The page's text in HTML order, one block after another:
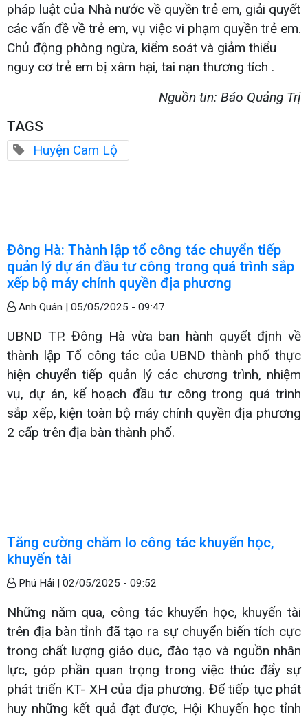
pháp luật của Nhà nước về quyền trẻ em, giải quyết
các vấn đề về trẻ em, vụ việc vi phạm quyền trẻ em.
Chủ động phòng ngừa, kiểm soát và giảm thiểu
nguy cơ trẻ em bị xâm hại, tai nạn thương tích .
Nguồn tin: Báo Quảng Trị
TAGS
Huyện Cam Lộ
Đông Hà: Thành lập tổ công tác chuyển tiếp
quản lý dự án đầu tư công trong quá trình sắp
xếp bộ máy chính quyền địa phương
Anh Quân | 05/05/2025 - 09:47
UBND TP. Đông Hà vừa ban hành quyết định về
thành lập Tổ công tác của UBND thành phố thực
hiện chuyển tiếp quản lý các chương trình, nhiệm
vụ, dự án, kế hoạch đầu tư công trong quá trình
sắp xếp, kiện toàn bộ máy chính quyền địa phương
2 cấp trên địa bàn thành phố.
Tăng cường chăm lo công tác khuyến học,
khuyến tài
Phú Hải | 02/05/2025 - 09:52
Những năm qua, công tác khuyến học, khuyến tài
trên địa bàn tỉnh đã tạo ra sự chuyển biến tích cực
trong chất lượng giáo dục, đào tạo và nguồn nhân
lực, góp phần quan trọng trong việc thúc đẩy sự
phát triển KT- XH của địa phương. Để tiếp tục phát
huy những kết quả đạt được, Hội Khuyến học tỉnh